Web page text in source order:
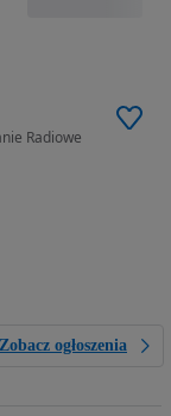
Radiowe
Zobacz ogłoszenia